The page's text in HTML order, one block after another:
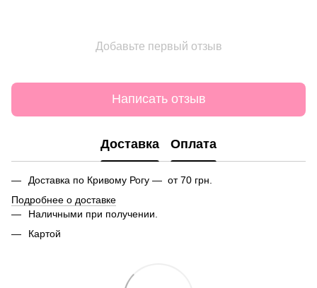
Добавьте первый отзыв
Написать отзыв
Доставка Оплата
Доставка по Кривому Рогу — от 70 грн.
Подробнее о доставке
Наличными при получении.
Картой